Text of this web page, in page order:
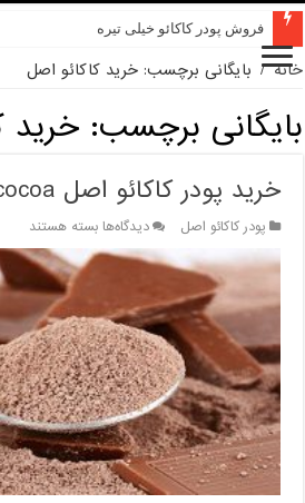
فروش پودر کاکائو خیلی تیره
خانه / بایگانی برچسب: خرید کاکائو اصل
بایگانی برچسب:خرید
خرید پودر کاکائو اصل cocoa
پودر کاکائو اصل دیدگاه‌هابرای
خرید
پودر
کاکائو
اصل
cocoa
بسته هستند